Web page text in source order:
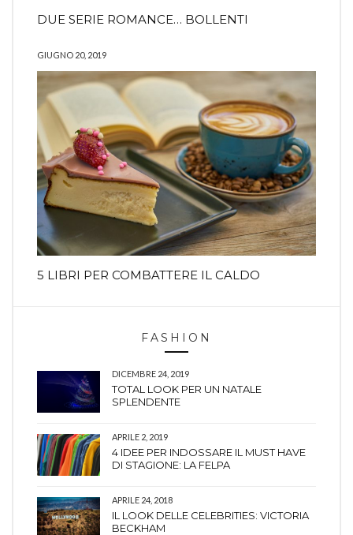
DUE SERIE ROMANCE… BOLLENTI
GIUGNO 20, 2019
5 LIBRI PER COMBATTERE IL CALDO
FASHION
DICEMBRE 24, 2019
TOTAL LOOK PER UN NATALE
SPLENDENTE
APRILE 2, 2019
4 IDEE PER INDOSSARE IL MUST HAVE
DI STAGIONE: LA FELPA
APRILE 24, 2018
IL LOOK DELLE CELEBRITIES: VICTORIA
BECKHAM